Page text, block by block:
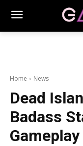
Home News
Dead
Badass
Gameplay